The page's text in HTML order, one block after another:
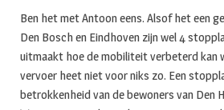
Ben het met Antoon eens. Alsof het een
Den Bosch en Eindhoven zijn wel 4
uitmaakt hoe de mobiliteit verbeterd kan
vervoer heet niet voor niks zo. Een
betrokkenheid van de bewoners van Den